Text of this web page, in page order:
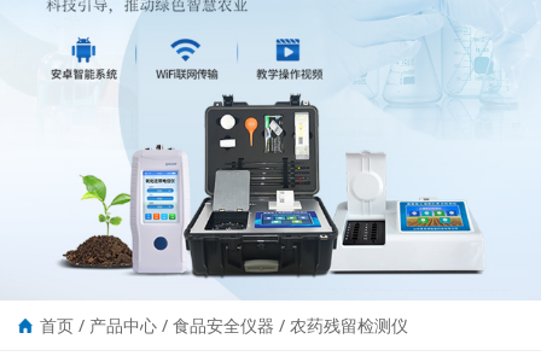
首页 / 产品中心 / 食品安全仪器 / 农药残留检测仪